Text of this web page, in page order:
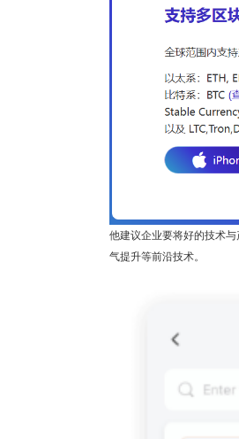
他建议企业要将好的技术
气提升等前沿技术。